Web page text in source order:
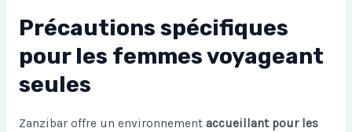
Précautions spécifiques
pour les femmes voyageant
seules
Zanzibar offre un environnement accueillant pour les